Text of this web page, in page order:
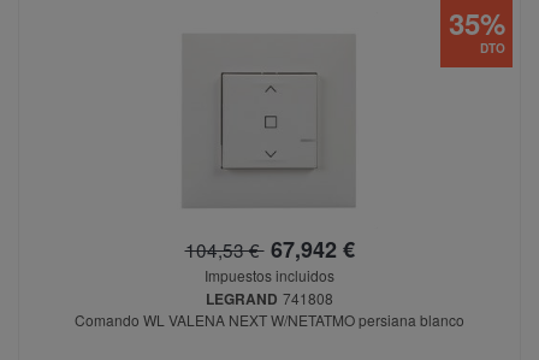
104,53 €67,942 €
Impuestos incluidos
LEGRAND 741808
Comando WL VALENA NEXT W/NETATMO persiana blanco
DTO
35%